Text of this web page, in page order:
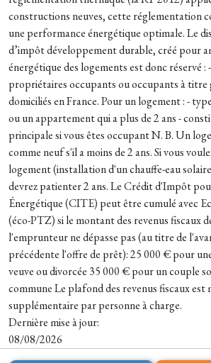
constructions neuves, cette réglementation
une performance énergétique optimale. Le
d’impôt développement durable, créé pour
énergétique des logements est donc réservé :
propriétaires occupants ou occupants à
domiciliés en France. Pour un logement : -
ou un appartement qui a plus de 2 ans -
principale si vous êtes occupant N. B. Un
comme neuf s'il a moins de 2 ans. Si vous
logement (installation d'un chauffe-eau
devrez patienter 2 ans. Le Crédit d'Impôt
Énergétique (CITE) peut être cumulé avec
(éco-PTZ) si le montant des revenus fiscaux
l'emprunteur ne dépasse pas (au titre de
précédente l'offre de prêt): 25 000 € pour
veuve ou divorcée 35 000 € pour un couple
commune Le plafond des revenus fiscaux est
supplémentaire par personne à charge.
Dernière mise à jour:
08/08/2026